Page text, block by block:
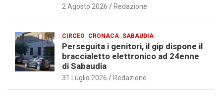
2 Agosto 2026 Redazione
CIRCEO CRONACA SABAUDIA
Perseguita i genitori, il gip dispone il
braccialetto elettronico ad 24enne
di Sabaudia
31 Luglio 2026 Redazione